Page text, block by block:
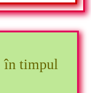
în timpul